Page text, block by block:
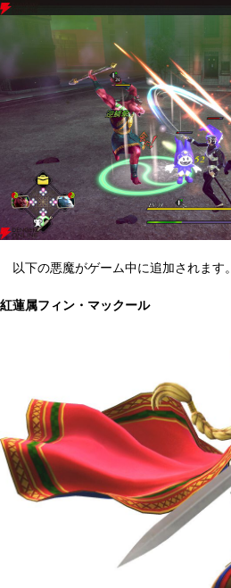
以下の悪魔がゲーム中に追加されます。
紅蓮属フィン・マックール